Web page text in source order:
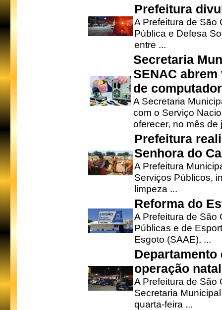
Prefeitura
A Prefeitura de São
Pública e Defesa
entre ...
Secretaria
SENAC
de
A Secretaria
com o Serviço
oferecer, no mês de
Prefeitura
Senhora do
A Prefeitura
Serviços Públicos,
limpeza ...
Reforma do
A Prefeitura de São
Públicas e de
Esgoto (SAAE), ...
operação
A Prefeitura de São
Secretaria
quarta-feira ...